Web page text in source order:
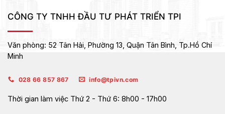
CÔNG TY TNHH ĐẦU TƯ PHÁT TRIỂN TPI
Văn phòng: 52 Tân Hải, Phường 13, Quận Tân Bình, Tp.Hồ Chí
Minh
028 66 857 867 info@tpivn.com
Thời gian làm việc Thứ 2 - Thứ 6: 8h00 - 17h00